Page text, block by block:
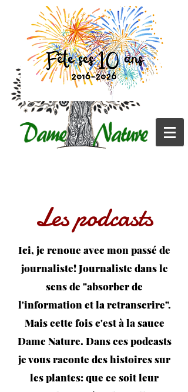
Les podcasts
Ici, je renoue avec mon passé de
journaliste! Journaliste dans le
sens de "absorber de
l'information et la retranscrire".
Mais cette fois c'est à la sauce
Dame Nature. Dans ces podcasts
je vous raconte des histoires sur
les plantes: que ce soit leur